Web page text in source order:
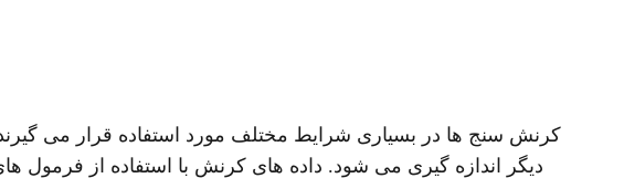
کرنش سنج ها در بسیاری شرایط مختلف مورد استفاده قرار می
دیگر اندازه گیری می شود. داده های کرنش با استفاده از فرمول